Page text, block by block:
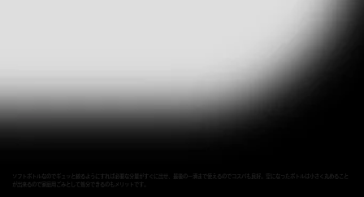
ソフトボトルなのでギュッと絞るようにすれば必要な分量がすぐに出せ、最後の一滴まで使えるのでコスパも良好。空になったボトルは小さく丸めること
が出来るので家庭用ごみとして処分できるのもメリットです。